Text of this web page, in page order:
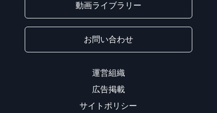
動画ライブラリー
お問い合わせ
運営組織
広告掲載
サイトポリシー